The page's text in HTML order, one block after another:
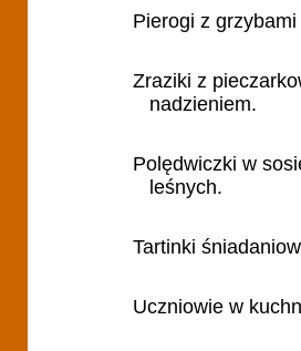
Pierogi z
Zraziki z
nadzieniem.
Polędwiczki w
leśnych.
Tartinki
Uczniowie w